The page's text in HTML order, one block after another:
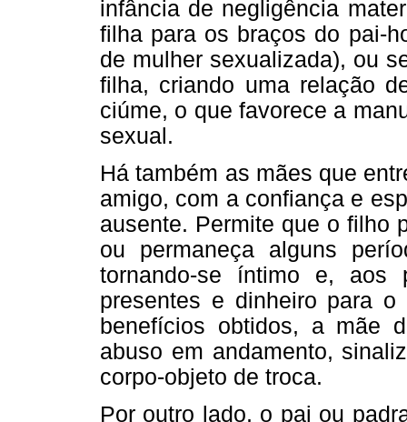
infância de negligência
filha para os braços do pai-
de mulher sexualizada), ou
filha, criando uma relação
ciúme, o que favorece a
sexual.
Há também as mães que
amigo, com a confiança e
ausente. Permite que o filho
ou permaneça alguns
tornando-se íntimo e, aos
presentes e dinheiro para
benefícios obtidos, a mãe
abuso em andamento,
corpo-objeto de troca.
Por outro lado, o pai ou